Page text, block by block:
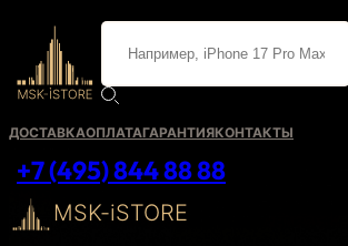
ДОСТАВКАОПЛАТАГАРАНТИЯКОНТАКТЫ
+7 (495) 844 88 88
MSK-iSTORE